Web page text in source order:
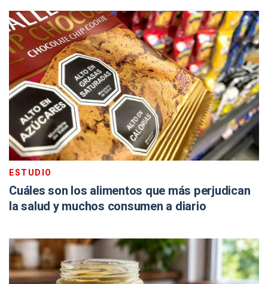
ESTUDIO
Cuáles son los alimentos que más perjudican
la salud y muchos consumen a diario